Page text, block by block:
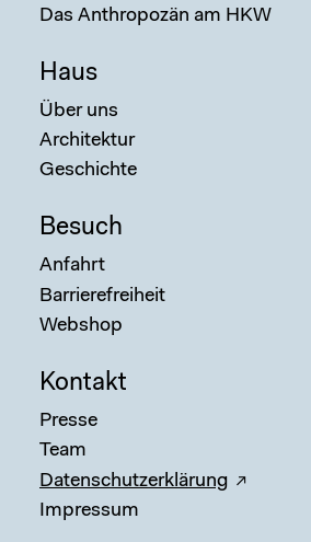
Das Anthropozän am HKW
Haus
Über uns
Architektur
Geschichte
Besuch
Anfahrt
Barrierefreiheit
Webshop
Kontakt
Presse
Team
Datenschutzerklärung
Impressum